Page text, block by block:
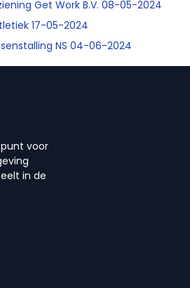
Get Work B.V. 08-05-2024
17-05-2024
NS 04-06-2024
voor
in de